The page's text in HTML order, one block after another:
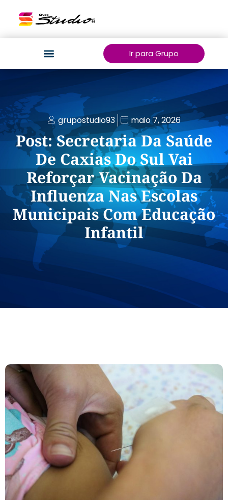
Ir para Grupo
grupostudio93 maio 7, 2026
Post: Secretaria Da Saúde
De Caxias Do Sul Vai
Reforçar Vacinação Da
Influenza Nas Escolas
Municipais Com Educação
Infantil